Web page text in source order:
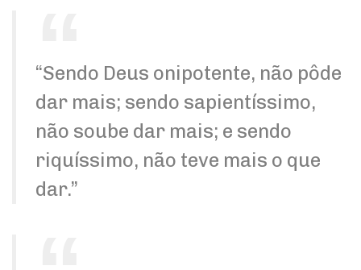
“Sendo Deus onipotente, não pôde
dar mais; sendo sapientíssimo,
não soube dar mais; e sendo
riquíssimo, não teve mais o que
dar.”